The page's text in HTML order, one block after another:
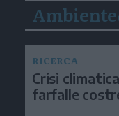
RICERCA
Crisi
farfalle